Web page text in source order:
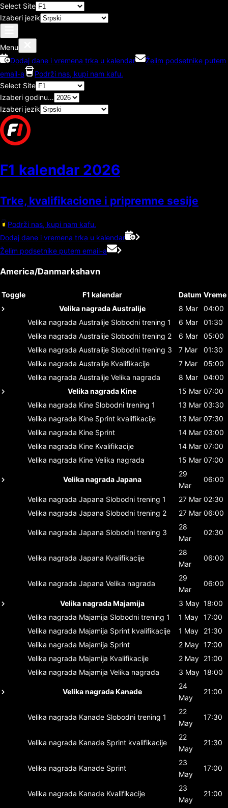
Select Site
Izaberi jezik
Menu
Dodaj dane i vremena trka u kalendar
Želim podsetnike putem
email-a
Podrži nas, kupi nam kafu.
Select Site
Izaberi godinu…
Izaberi jezik
F1 kalendar 2026
Trke, kvalifikacione i pripremne sesije
Podrži nas, kupi nam kafu.
Dodaj dane i vremena trka u kalendar
Želim podsetnike putem email-a
America/Danmarkshavn
Toggle F1 kalendar Datum Vreme
Velika nagrada Australije
8 Mar
04:00
Velika nagrada Australije Slobodni trening 1 6 Mar
01:30
Velika nagrada Australije Slobodni trening 2 6 Mar
05:00
Velika nagrada Australije Slobodni trening 3 7 Mar
01:30
Velika nagrada Australije Kvalifikacije 7 Mar
05:00
Velika nagrada Australije Velika nagrada 8 Mar
04:00
Velika nagrada Kine
15 Mar 07:00
Velika nagrada Kine Slobodni trening 1 13 Mar 03:30
Velika nagrada Kine Sprint kvalifikacije 13 Mar 07:30
Velika nagrada Kine Sprint 14 Mar 03:00
Velika nagrada Kine Kvalifikacije 14 Mar 07:00
Velika nagrada Kine Velika nagrada 15 Mar 07:00
Velika nagrada Japana
29
Mar
06:00
Velika nagrada Japana Slobodni trening 1 27 Mar 02:30
Velika nagrada Japana Slobodni trening 2 27 Mar 06:00
Velika nagrada Japana Slobodni trening 3
28
Mar
02:30
Velika nagrada Japana Kvalifikacije
28
Mar
06:00
Velika nagrada Japana Velika nagrada
29
Mar
06:00
Velika nagrada Majamija 3 May 18:00
Velika nagrada Majamija Slobodni trening 1 1 May 17:00
Velika nagrada Majamija Sprint kvalifikacije 1 May
21:30
Velika nagrada Majamija Sprint 2 May 17:00
Velika nagrada Majamija Kvalifikacije 2 May 21:00
Velika nagrada Majamija Velika nagrada 3 May 18:00
Velika nagrada Kanade
24
May
21:00
Velika nagrada Kanade Slobodni trening 1
22
May
17:30
Velika nagrada Kanade Sprint kvalifikacije
22
May
21:30
Velika nagrada Kanade Sprint
23
May
17:00
Velika nagrada Kanade Kvalifikacije
23
May
21:00